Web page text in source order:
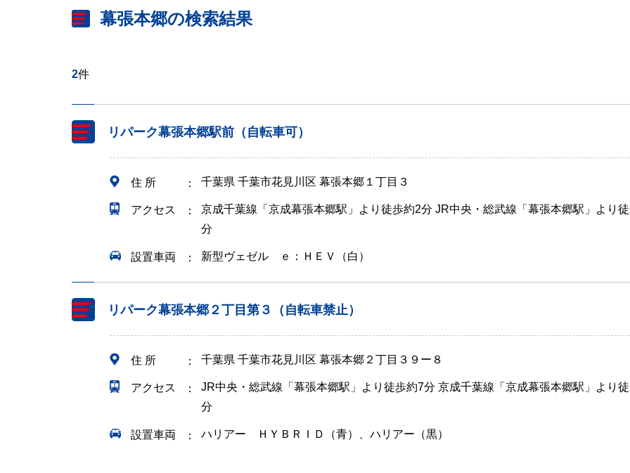
幕張本郷の検索結果
2件
リパーク幕張本郷駅前（自転車可）
住 所 千葉県 千葉市花見川区 幕張本郷１丁目３
アクセス
京成千葉線「京成幕張本郷駅」より徒歩約2分 JR中央・総武線「幕張本郷駅」より
分
設置車両 新型ヴェゼル ｅ：ＨＥＶ（白）
リパーク幕張本郷２丁目第３（自転車禁止）
住 所 千葉県 千葉市花見川区 幕張本郷２丁目３９ー８
アクセス
JR中央・総武線「幕張本郷駅」より徒歩約7分 京成千葉線「京成幕張本郷駅」より
分
設置車両 ハリアー ＨＹＢＲＩＤ（青）、ハリアー（黒）